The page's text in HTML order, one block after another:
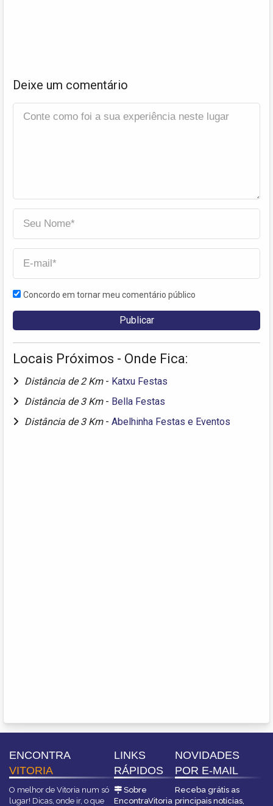
Deixe um comentário
Concordo em tornar meu comentário público
Locais Próximos - Onde Fica:
Distância de 2 Km - Katxu Festas
Distância de 3 Km - Bella Festas
Distância de 3 Km - Abelhinha Festas e Eventos
ENCONTRA
VITORIA
O melhor de Vitoria num só
lugar! Dicas, onde ir, o que
LINKS
RÁPIDOS
Sobre
EncontraVitoria
NOVIDADES
POR E-MAIL
Receba grátis as
principais notícias,